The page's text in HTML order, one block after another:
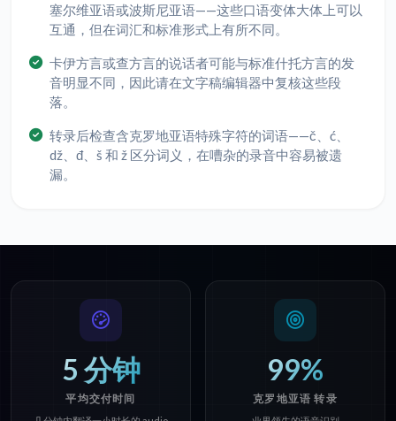
塞尔维亚语或波斯尼亚语——这些口语变体大体上可以
互通，但在词汇和标准形式上有所不同。
卡伊方言或查方言的说话者可能与标准什托方言的发
音明显不同，因此请在文字稿编辑器中复核这些段
落。
转录后检查含克罗地亚语特殊字符的词语——č、ć、
dž、đ、š 和 ž 区分词义，在嘈杂的录音中容易被遗
漏。
5 分钟
平均交付时间
99%
克罗地亚语 转录